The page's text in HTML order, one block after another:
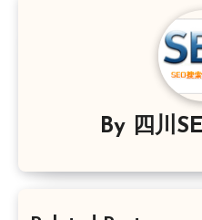
By 四川